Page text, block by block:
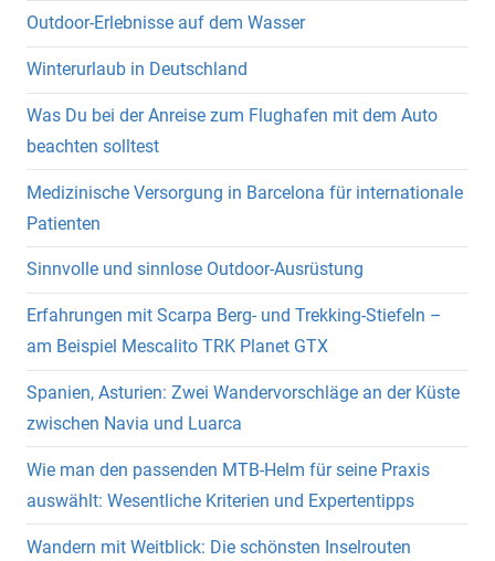
Outdoor-Erlebnisse auf dem Wasser
Winterurlaub in Deutschland
Was Du bei der Anreise zum Flughafen mit dem Auto
beachten solltest
Medizinische Versorgung in Barcelona für internationale
Patienten
Sinnvolle und sinnlose Outdoor-Ausrüstung
Erfahrungen mit Scarpa Berg- und Trekking-Stiefeln –
am Beispiel Mescalito TRK Planet GTX
Spanien, Asturien: Zwei Wandervorschläge an der Küste
zwischen Navia und Luarca
Wie man den passenden MTB-Helm für seine Praxis
auswählt: Wesentliche Kriterien und Expertentipps
Wandern mit Weitblick: Die schönsten Inselrouten